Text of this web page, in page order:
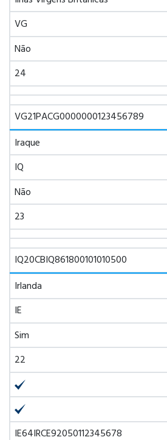
VG
Não
24
VG21PACG0000000123456789
Iraque
IQ
Não
23
IQ20CBIQ861800101010500
Irlanda
IE
Sim
22
IE64IRCE92050112345678